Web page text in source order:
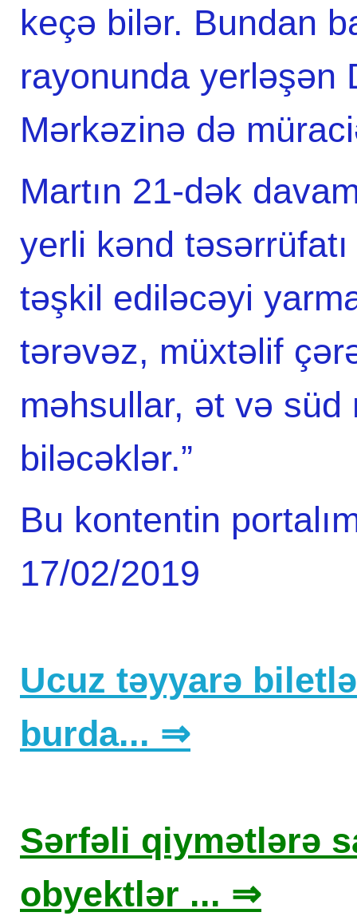
keçə bilər. Bundan
rayonunda yerləşən
Mərkəzinə də
Martın 21-dək
yerli kənd təsərrüfatı
təşkil ediləcəyi
tərəvəz, müxtəlif
məhsullar, ət və süd
biləcəklər.”
Bu kontentin
17/02/2019
Ucuz təyyarə
burda... ⇒
Sərfəli qiymətlərə
obyektlər ... ⇒